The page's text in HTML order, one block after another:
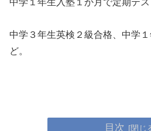
中学３年生英検２級合格、中学
ど。
目次